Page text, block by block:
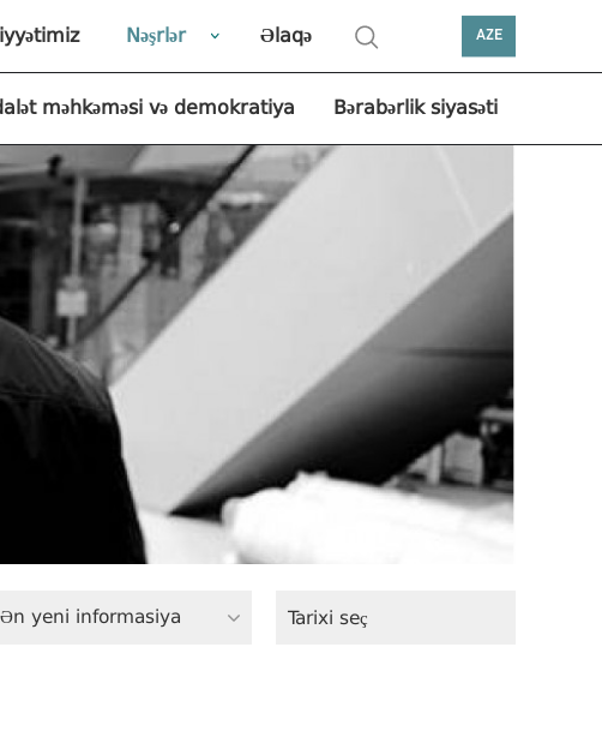
Nəşrlər Əlaqə AZE
məhkəməsi və demokratiya Bərabərlik siyasəti
Ən yeni informasiya